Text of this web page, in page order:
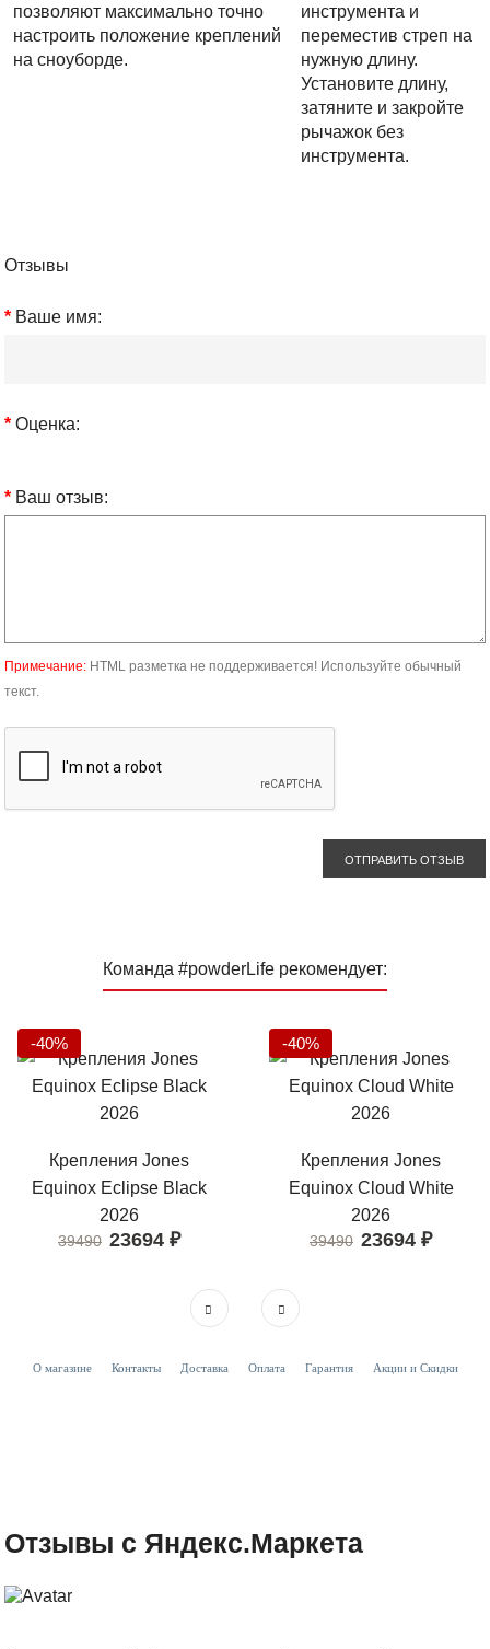
позволяют максимально точно
настроить положение креплений
на сноуборде.
инструмента и
переместив стреп на
нужную длину.
Установите длину,
затяните и закройте
рычажок без
инструмента.
Отзывы
Ваше имя:
Оценка:
Ваш отзыв:
Примечание: HTML разметка не поддерживается! Используйте обычный
текст.
ОТПРАВИТЬ ОТЗЫВ
Команда #powderLife рекомендует:
-40%
Крепления Jones
Equinox Eclipse Black
2026
39490 23694 ₽
-40%
Крепления Jones
Equinox Cloud White
2026
39490 23694 ₽
О магазине Контакты Доставка Оплата Гарантия Акции и Скидки
Отзывы с Яндекс.Маркета